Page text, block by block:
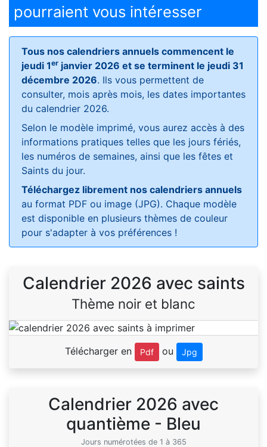
pourraient vous intéresser
Tous nos calendriers annuels commencent le
jeudi 1er janvier 2026 et se terminent le jeudi 31
décembre 2026. Ils vous permettent de
consulter, mois après mois, les dates importantes
du calendrier 2026.
Selon le modèle imprimé, vous aurez accès à des
informations pratiques telles que les jours fériés,
les numéros de semaines, ainsi que les fêtes et
Saints du jour.
Téléchargez librement nos calendriers annuels
au format PDF ou image (JPG). Chaque modèle
est disponible en plusieurs thèmes de couleur
pour s'adapter à vos préférences !
Calendrier 2026 avec saints
Thème noir et blanc
Télécharger en Pdf ou Jpg
Calendrier 2026 avec
quantième - Bleu
Jours numérotées de 1 à 365